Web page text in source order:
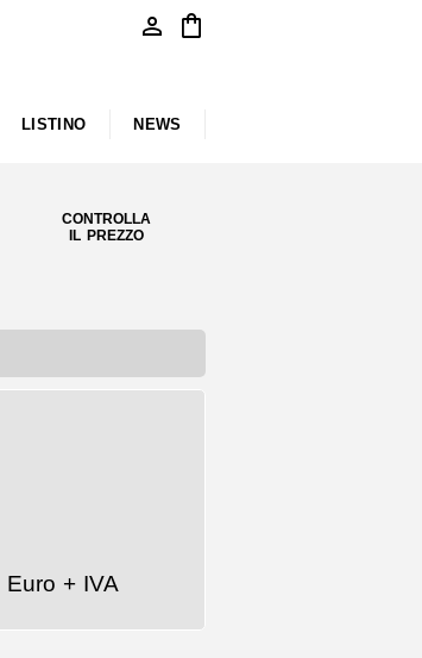
person shopping_bag
LISTINO NEWS
CONTROLLA
IL PREZZO
Euro + IVA